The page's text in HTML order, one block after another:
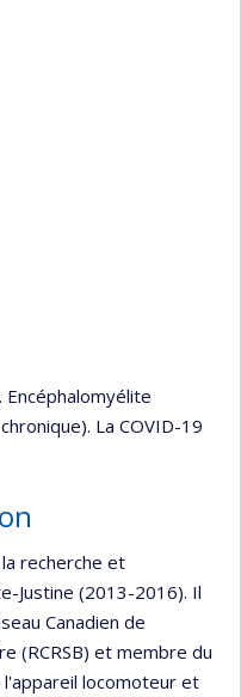
La COVID-19
recherche et
Justine (2013-2016). Il
Canadien de
(RCRSB) et membre du
locomoteur et